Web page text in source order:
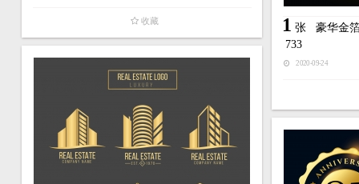
收藏 1 张豪华金
733
2020-09-24